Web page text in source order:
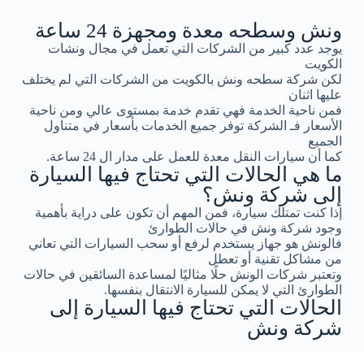
ونش وسطحه معدة ومجهزة 24 ساعة
يوجد عدد كبير من الشركات التي تعمل في مجال ونشات
الكويت
لكن شركة سطحه ونش بالكويت من الشركات التي لم يختلف
عليها اثنان
فمن ناحية الخدمة فهي تقدم خدمة بمستوى عالي ومن ناحية
الأسعار فـ الشركة توفر جميع الخدمات بأسعار في متناول
الجميع
كما أن سيارات النقل معدة للعمل على مدار ال 24 ساعة.
ما هي الحالات التي تحتاج فيها السيارة
إلى شركة ونش؟
إذا كنت تمتلك سيارة، فمن المهم أن تكون على دراية بأهمية
وجود شركة ونش في حالات الطوارئ
فالونش هو جهاز يستخدم لرفع أو سحب السيارات التي تعاني
من مشاكل تقنية أو تعطل
وتعتبر شركات الونش حلًا مثاليًا لمساعدة السائقين في حالات
الطوارئ التي لا يمكن للسيارة الانتقال بنفسها.
الحالات التي تحتاج فيها السيارة إلى
شركة ونش